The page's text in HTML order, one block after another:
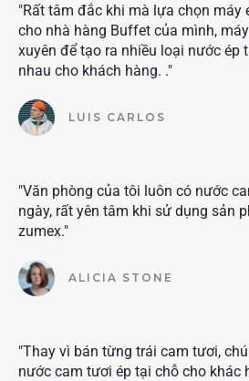
"Rất tâm đắc khi mà lựa chọn máy
cho nhà hàng Buffet của mình,
xuyên để tạo ra nhiều loại nước ép
nhau cho khách hàng. ."
LUIS CARLOS
"Văn phòng của tôi luôn có nước
ngày, rất yên tâm khi sử dụng sản
zumex."
ALICIA STONE
"Thay vì bán từng trái cam tươi,
nước cam tươi ép tại chỗ cho khác